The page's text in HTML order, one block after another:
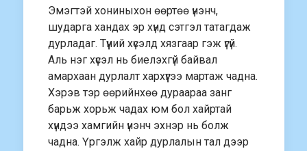
Эмэгтэй хониныхон өөртөө үнэнч,
шударга хандах эр хүнд сэтгэл татагдаж
дурладаг. Түүний хүсэлд хязгаар гэж үгүй.
Аль нэг хүсэл нь биелэхгүй байвал
амархаан дурлалт хархүүгээ мартаж чадна.
Хэрэв тэр өөрийнхөө дураараа занг
барьж хорьж чадах юм бол хайртай
хүндээ хамгийн үнэнч эхнэр нь болж
чадна. Үргэлж хайр дурлалын тал дээр